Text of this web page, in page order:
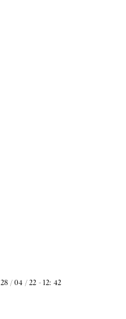
28 / 04 / 22 - 12: 42